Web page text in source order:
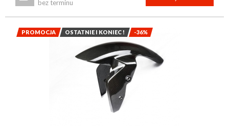
bez terminu
PROMOCJA OSTATNIE I KONIEC ! -36%